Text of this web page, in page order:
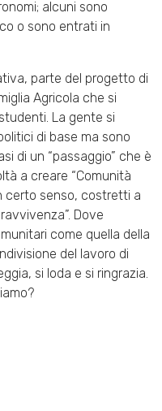
alcuni sono
o sono entrati in
parte del progetto di
Agricola che si
La gente si
di base ma sono
di un “passaggio” che è
a creare “Comunità
certo senso, costretti a
Dove
come quella della
del lavoro di
si loda e si ringrazia.